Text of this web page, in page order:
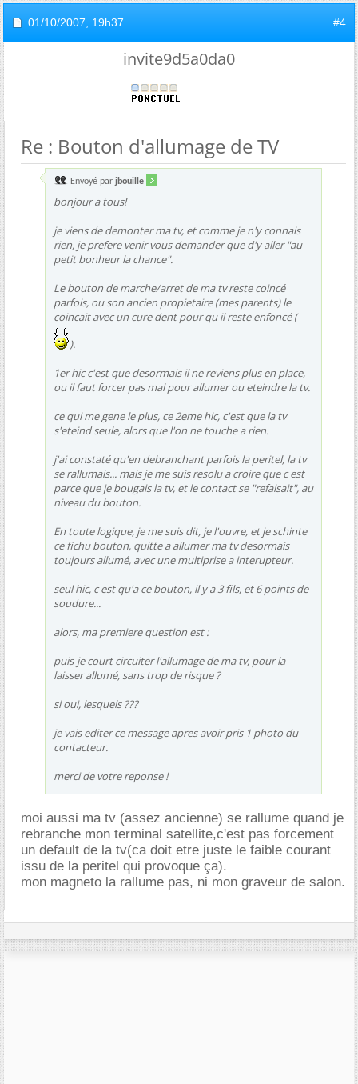
01/10/2007, 19h37 #4
invite9d5a0da0
Re : Bouton d'allumage de TV
Envoyé par jbouille
bonjour a tous!
je viens de demonter ma tv, et comme je n'y connais
rien, je prefere venir vous demander que d'y aller "au
petit bonheur la chance".
Le bouton de marche/arret de ma tv reste coincé
parfois, ou son ancien propietaire (mes parents) le
coincait avec un cure dent pour qu il reste enfoncé (
).
1er hic c'est que desormais il ne reviens plus en place,
ou il faut forcer pas mal pour allumer ou eteindre la tv.
ce qui me gene le plus, ce 2eme hic, c'est que la tv
s'eteind seule, alors que l'on ne touche a rien.
j'ai constaté qu'en debranchant parfois la peritel, la tv
se rallumais... mais je me suis resolu a croire que c est
parce que je bougais la tv, et le contact se "refaisait", au
niveau du bouton.
En toute logique, je me suis dit, je l'ouvre, et je schinte
ce fichu bouton, quitte a allumer ma tv desormais
toujours allumé, avec une multiprise a interupteur.
seul hic, c est qu'a ce bouton, il y a 3 fils, et 6 points de
soudure...
alors, ma premiere question est :
puis-je court circuiter l'allumage de ma tv, pour la
laisser allumé, sans trop de risque ?
si oui, lesquels ???
je vais editer ce message apres avoir pris 1 photo du
contacteur.
merci de votre reponse !
moi aussi ma tv (assez ancienne) se rallume quand je
rebranche mon terminal satellite,c'est pas forcement
un default de la tv(ca doit etre juste le faible courant
issu de la peritel qui provoque ça).
mon magneto la rallume pas, ni mon graveur de salon.